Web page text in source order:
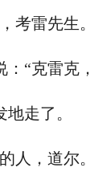
雷先生。
“克雷克，
走了。
，道尔。